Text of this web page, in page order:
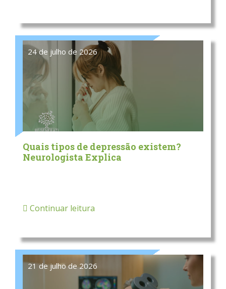
24 de julho de 2026
Quais tipos de depressão existem?
Neurologista Explica
Continuar leitura
21 de julho de 2026